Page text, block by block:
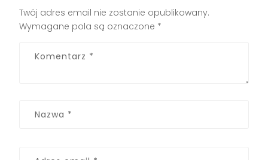
Twój adres email nie zostanie opublikowany.
Wymagane pola są oznaczone *